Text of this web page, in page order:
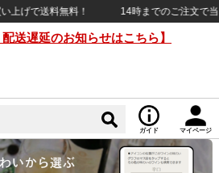
で送料無料！ 14時までのご注文で当日
配送遅延のお知らせはこちら】
ガイド マイページ